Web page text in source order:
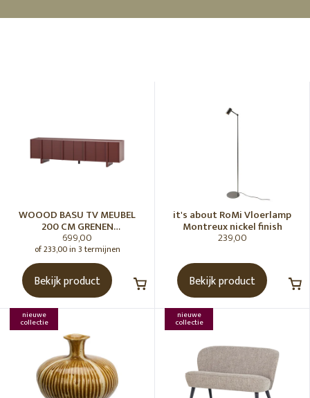
WOOOD BASU TV MEUBEL
200 CM GRENEN
BORDEAUXROOD [fsc]
699,00
of 233,00 in 3 termijnen
Bekijk product
it's about RoMi Vloerlamp
Montreux nickel finish
239,00
Bekijk product
nieuwe
collectie
nieuwe
collectie